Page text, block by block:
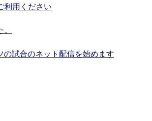
利用ください
の試合のネット配信を始めます